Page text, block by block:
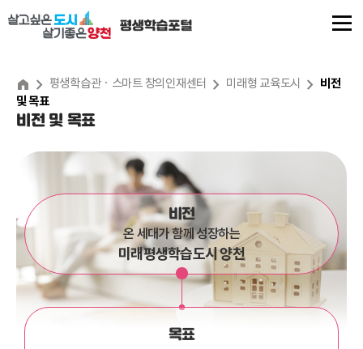
본
평생학습관 · 스마트 창의인재센터 미래형 교육도시
비전
및 목표
비전 및 목표
비전
온 세대가 함께 성장하는
미래평생학습도시 양천
목표